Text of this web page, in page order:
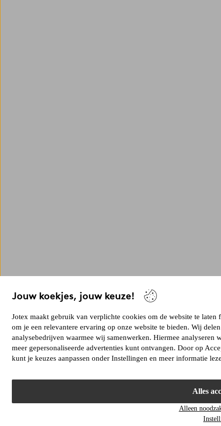
Jouw koekjes, jouw keuze!
Jotex maakt gebruik van verplichte cookies om de website te
om je een relevantere ervaring op onze website te bieden. Wij
analysebedrijven waarmee wij samenwerken. Hiermee
meer gepersonaliseerde advertenties kunt ontvangen. Door op
kunt je keuzes aanpassen onder Instellingen en meer informatie
Alles
Alleen